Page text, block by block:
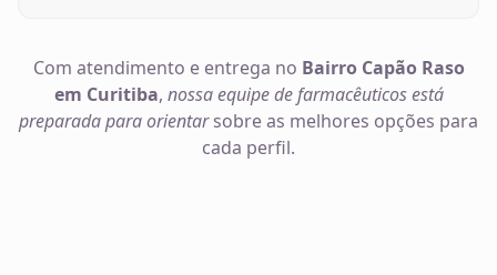
Com atendimento e entrega no Bairro Capão Raso
em Curitiba, nossa equipe de farmacêuticos está
preparada para orientarsobre as melhores opções para
cada perfil.